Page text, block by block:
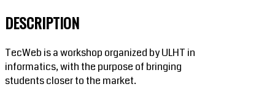
DESCRIPTION
TecWeb is a workshop organized by ULHT in
informatics, with the purpose of bringing
students closer to the market.